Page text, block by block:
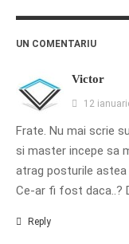
UN COMENTARIU
Victor
12
Frate. Nu mai scrie
si master incepe sa
atrag posturile
Ce-ar fi fost daca..?
Reply